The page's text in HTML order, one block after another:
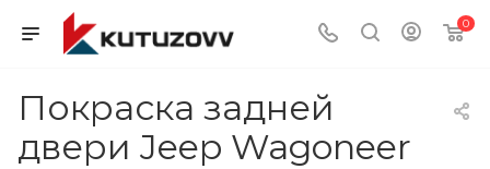
0
Покраска задней
двери Jeep Wagoneer